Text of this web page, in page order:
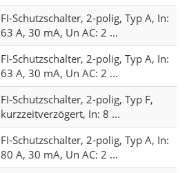
FI-Schutzschalter, 2-polig, Typ A, In:
63 A, 30 mA, Un AC: 2 ...
FI-Schutzschalter, 2-polig, Typ A, In:
63 A, 30 mA, Un AC: 2 ...
FI-Schutzschalter, 2-polig, Typ F,
kurzzeitverzögert, In: 8 ...
FI-Schutzschalter, 2-polig, Typ A, In:
80 A, 30 mA, Un AC: 2 ...